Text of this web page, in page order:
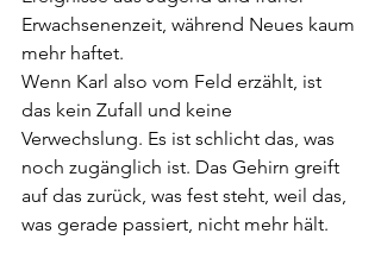
Erwachsenenzeit, während Neues kaum
mehr haftet.
Wenn Karl also vom Feld erzählt, ist
das kein Zufall und keine
Verwechslung. Es ist schlicht das, was
noch zugänglich ist. Das Gehirn greift
auf das zurück, was fest steht, weil das,
was gerade passiert, nicht mehr hält.